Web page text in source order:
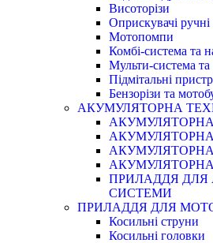
Висоторізи
Оприскувачі ручні
Мотопомпи
Комбі-система та
Мульти-система та
Підмітальні
Бензорізи та
АКУМУЛЯТОРНА
ПРИЛАДДЯ ДЛЯ
СИСТЕМИ
ПРИЛАДДЯ ДЛЯ
Косильні струни
Косильні головки